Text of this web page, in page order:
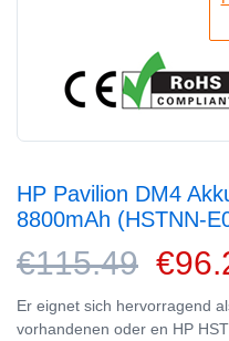
HP Pavilion DM4
8800mAh (HSTNN-
€115.49
Er eignet sich hervorragend
vorhandenen oder en HP